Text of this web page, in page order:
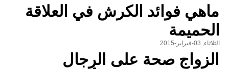
ماهي فوائد الكرش في العلاقة
الحميمة
الثلاثاء, 03-فبراير-2015
الزواج صحة على الرجال